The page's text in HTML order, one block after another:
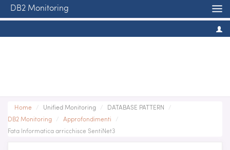
Home / Unified Monitoring / DATABASE PATTERN
/
DB2 Monitoring / Approfondimenti
/
Fata Informatica arricchisce SentiNet3
DB2 Monitoring